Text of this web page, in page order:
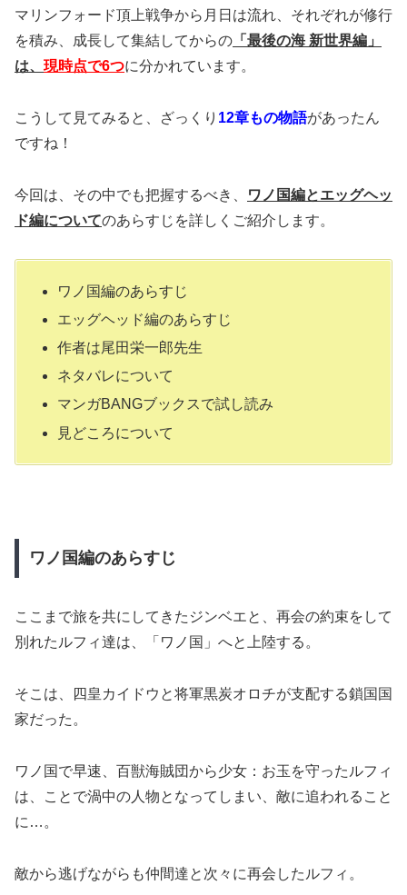
マリンフォード頂上戦争から月日は流れ、それぞれが修行
を積み、成長して集結してからの 「最後の海 新世界編」
は、 現時点で6つに分かれています。
こうして見てみると、ざっくり 12章もの物語があったん
ですね！
今回は、その中でも把握するべき、
ワノ国編とエッグヘッ
ド編についてのあらすじを詳しくご紹介します。
ワノ国編のあらすじ
エッグヘッド編のあらすじ
作者は尾田栄一郎先生
ネタバレについて
マンガBANGブックスで試し読み
見どころについて
ワノ国編のあらすじ
ここまで旅を共にしてきたジンベエと、再会の約束をして
別れたルフィ達は、
「ワノ国」へと上陸する。
そこは、四皇カイドウと将軍黒炭オロチが支配する鎖国国
家だった。
ワノ国で早速、百獣海賊団から少女：お玉を守ったルフィ
は、ことで渦中の人物となってしまい、敵に追われること
に…。
敵から逃げながらも仲間達と次々に再会したルフィ。